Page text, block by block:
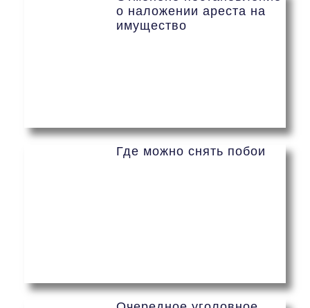
о наложении ареста на
имущество
Где можно снять побои